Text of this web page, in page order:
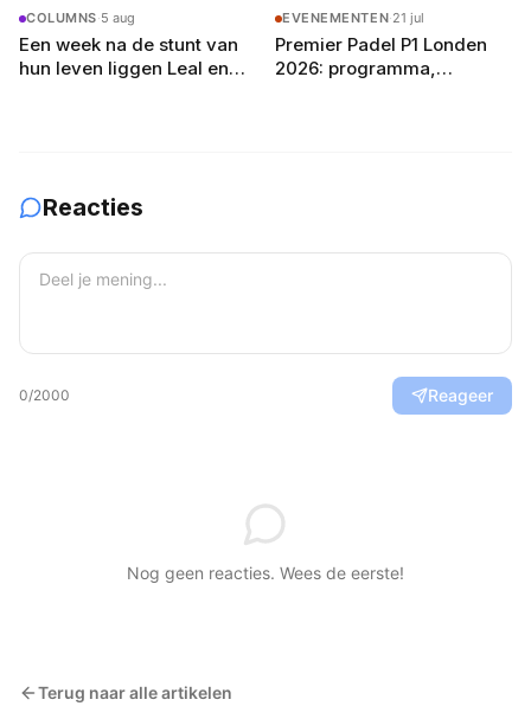
COLUMNS·5 aug
Een week na de stunt van
hun leven liggen Leal en
EVENEMENTEN·21 jul
Premier Padel P1 Londen
2026: programma,
Reacties
0/2000 Reageer
Nog geen reacties. Wees de eerste!
Terug naar alle artikelen